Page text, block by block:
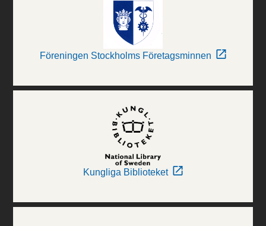
Föreningen Stockholms Företagsminnen
Kungliga Biblioteket